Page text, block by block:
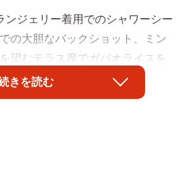
ンジェリー着用でのシャワーシー
の大胆なバックショット、ミン
望むテラス席でガパオライスを
ました。藤本さんはXで「どれが
解禁」とコメントし、画像を公
きを読む